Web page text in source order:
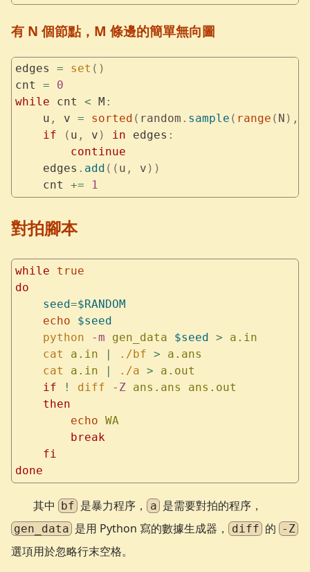
有 N 個節點，M 條邊的簡單無向圖
edges = set ()
cnt = 0
while cnt < M :
    u
, v = sorted ( random . sample ( range ( N ),
    if
( u , v ) in edges :
        continue
    edges
. add (( u , v ))
    cnt
+= 1
對拍腳本
while true
do
    seed
=$RANDOM
    echo
$seed
    python
-m gen_data $seed > a.in
    cat
a.in | ./bf > a.ans
    cat
a.in | ./a > a.out
    if
! diff -Z ans.ans ans.out
    then
        echo
WA
        break
    fi
done
其中 bf 是暴力程序， a 是需要對拍的程序，
gen_data 是用 Python 寫的數據生成器， diff 的 -Z
選項用於忽略行末空格。